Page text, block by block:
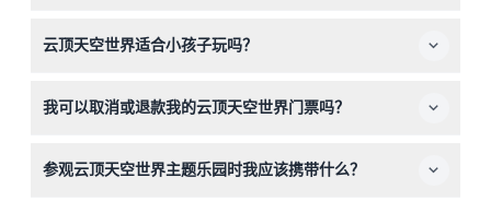
园，因为每日容量有限。
云顶天空世界适合小孩子玩吗？
购买门票的成人陪同。身高111厘米及以上的游客按成人票价
我可以取消或退款我的云顶天空世界门票吗？
参观云顶天空世界主题乐园时我应该携带什么？